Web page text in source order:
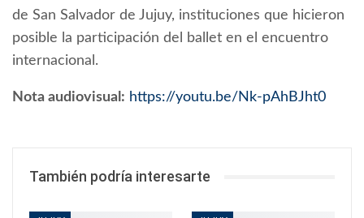
de San Salvador de Jujuy, instituciones que hicieron
posible la participación del ballet en el encuentro
internacional.
Nota audiovisual: https://youtu.be/Nk-pAhBJht0
También podría interesarte